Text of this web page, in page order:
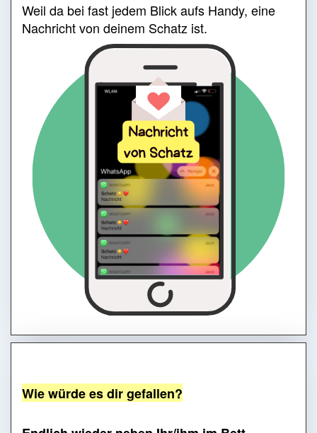
Weil da bei fast jedem Blick aufs Handy, eine
Nachricht von deinem Schatz ist.
Wie würde es dir gefallen?